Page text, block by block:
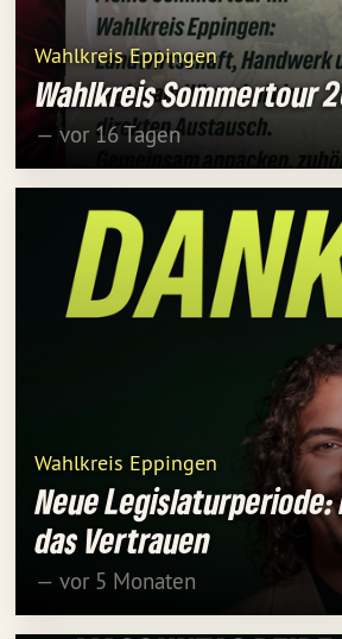
Wahlkreis Eppingen
Wahlkreis Sommertour
— vor 16 Tagen
Wahlkreis Eppingen
Neue Legislaturperiode:
das Vertrauen
— vor 5 Monaten